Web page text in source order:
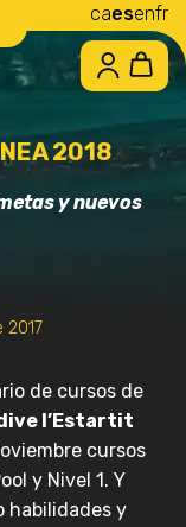
caesenfr
2018
y nuevos
2017
de cursos de
l’Estartit
cursos
y Nivel 1. Y
habilidades y